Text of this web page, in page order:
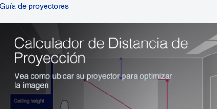
Guía de proyectores